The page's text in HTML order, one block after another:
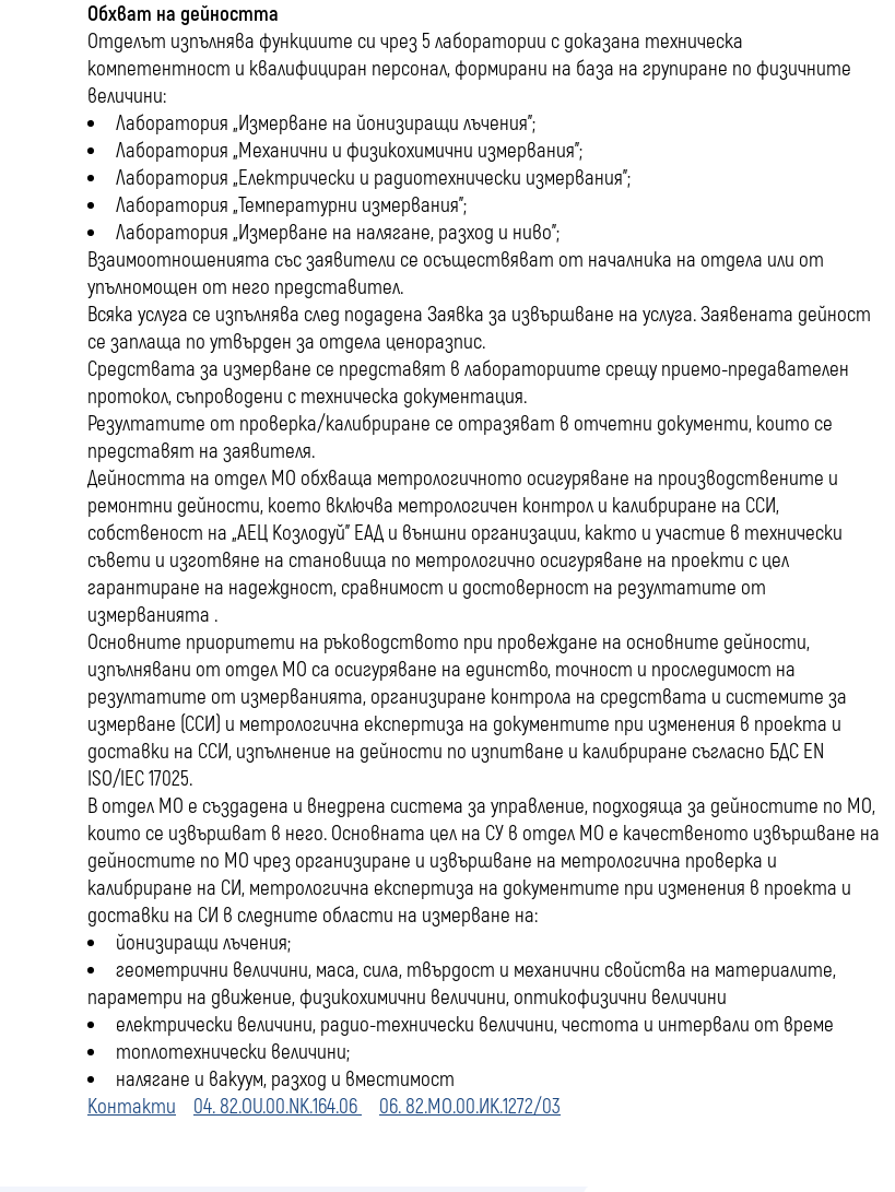
Обхват на дейността
Отделът изпълнява функциите си чрез 5 лаборатории с доказана техническа
компетентност и квалифициран персонал, формирани на база на групиране по физичните
величини:
Лаборатория „Измерване на йонизиращи лъчения”;
Лаборатория „Механични и физикохимични измервания”;
Лаборатория „Електрически и радиотехнически измервания”;
Лаборатория „Температурни измервания”;
Лаборатория „Измерване на налягане, разход и ниво”;
Взаимоотношенията със заявители се осъществяват от началника на отдела или от
упълномощен от него представител.
Всяка услуга се изпълнява след подадена Заявка за извършване на услуга. Заявената дейност
се заплаща по утвърден за отдела ценоразпис.
Средствата за измерване се представят в лабораториите срещу приемо-предавателен
протокол, съпроводени с техническа документация.
Резултатите от проверка/калибриране се отразяват в отчетни документи, които се
представят на заявителя.
Дейността на отдел МО обхваща метрологичното осигуряване на производствените и
ремонтни дейности, което включва метрологичен контрол и калибриране на ССИ,
собственост на „АЕЦ Козлодуй” ЕАД и външни организации, както и участие в технически
съвети и изготвяне на становища по метрологично осигуряване на проекти с цел
гарантиране на надеждност, сравнимост и достоверност на резултатите от
измерванията .
Основните приоритети на ръководството при провеждане на основните дейности,
изпълнявани от отдел МО са осигуряване на единство, точност и проследимост на
резултатите от измерванията, организиране контрола на средствата и системите за
измерване (ССИ) и метрологична експертиза на документите при изменения в проекта и
доставки на ССИ, изпълнение на дейности по изпитване и калибриране съгласно БДС EN
ISO/IEC 17025.
В отдел МО е създадена и внедрена система за управление, подходяща за дейностите по МО,
които се извършват в него. Основната цел на СУ в отдел МО е качественото извършване на
дейностите по МО чрез организиране и извършване на метрологична проверка и
калибриране на СИ, метрологична експертиза на документите при изменения в проекта и
доставки на СИ в следните области на измерване на:
йонизиращи лъчения;
геометрични величини, маса, сила, твърдост и механични свойства на материалите,
параметри на движение, физикохимични величини, оптикофизични величини
електрически величини, радио-технически величини, честота и интервали от време
топлотехнически величини;
налягане и вакуум, разход и вместимост
Контакти
04. 82.OU.00.NK.164.06 06. 82.MO.00.ИК.1272/03